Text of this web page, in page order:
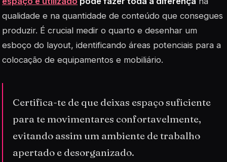
qualidade e na quantidade de conteúdo que consegues
produzir. É crucial medir o quarto e desenhar um
esboço do layout, identificando áreas potenciais para a
colocação de equipamentos e mobiliário.
Certifica-te de que deixas espaço suficiente
para te movimentares confortavelmente,
evitando assim um ambiente de trabalho
apertado e desorganizado.